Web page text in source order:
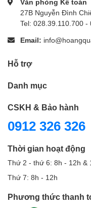
27B Nguyễn Đình
Tel: 028.39.110.700 -
Email:
Hỗ trợ
Danh mục
CSKH & Bảo hành
0912 326 326
Thời gian hoạt động
Thứ 2 - thứ 6: 8h - 12h &
Thứ 7: 8h - 12h
Phương thức thanh